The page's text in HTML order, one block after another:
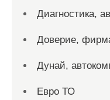
Диагностика,
Доверие,
Дунай,
Евро ТО